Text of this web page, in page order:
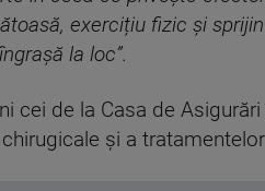
exercițiu fizic și
la loc”.
cei de la Casa de
și a